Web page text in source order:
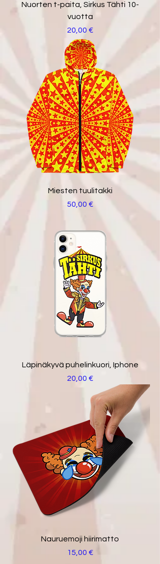
Nuorten t-paita, Sirkus Tähti 10-
vuotta
Hinta
20,00 €
Miesten tuulitakki
Hinta
50,00 €
Läpinäkyvä puhelinkuori, Iphone
Hinta
20,00 €
Nauruemoji hiirimatto
Hinta
15,00 €